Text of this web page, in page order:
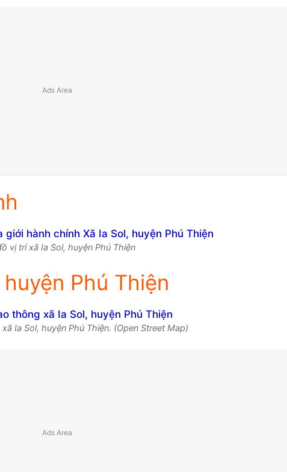
vị trí xã Ia Sol, huyện Phú Thiện
Phú Thiện
Ia Sol, huyện Phú Thiện. (Open Street Map)